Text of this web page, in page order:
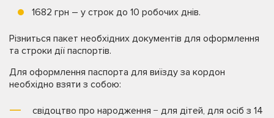
1682 грн – у строк до 10 робочих днів.
Різниться пакет необхідних документів для оформлення
та строки дії паспортів.
Для оформлення паспорта для виїзду за кордон
необхідно взяти з собою:
свідоцтво про народження − для дітей, для осіб з 14